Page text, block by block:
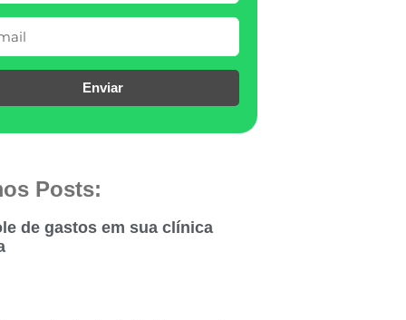
Enviar
Posts:
de gastos em sua clínica